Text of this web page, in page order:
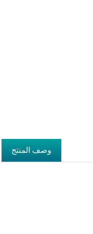
وصف المنتج